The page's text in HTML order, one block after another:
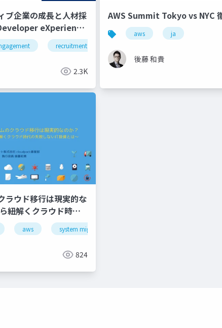
datadog
ブ企業の成長と人材採
eXperience
recruitment
2.3K
AWS Summit Tokyo vs NYC
aws ja
後藤 和貴
ラウド移行は現実的な
紐解くクラウド時代
資とは〜
aws system migration
824